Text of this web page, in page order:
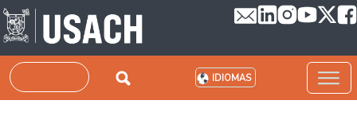
Pasar al contenido principal
Buscar IDIOMAS